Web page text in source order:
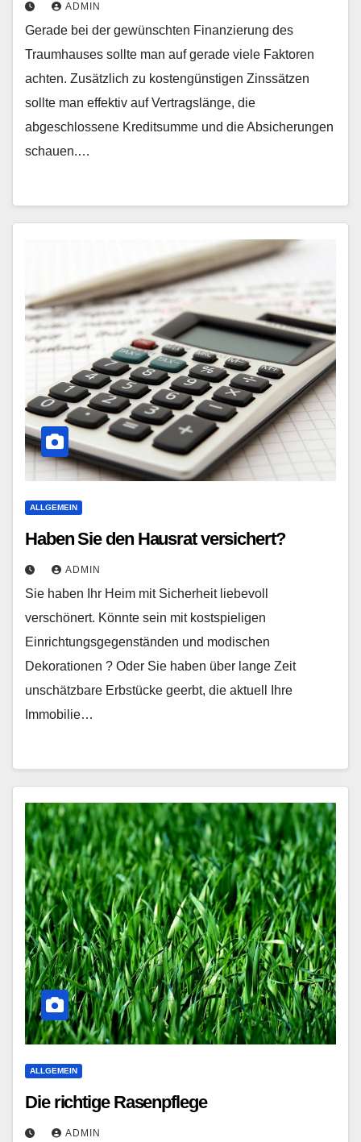
ADMIN
Gerade bei der gewünschten Finanzierung des
Traumhauses sollte man auf gerade viele Faktoren
achten. Zusätzlich zu kostengünstigen Zinssätzen
sollte man effektiv auf Vertragslänge, die
abgeschlossene Kreditsumme und die Absicherungen
schauen.…
ALLGEMEIN
Haben Sie den Hausrat versichert?
ADMIN
Sie haben Ihr Heim mit Sicherheit liebevoll
verschönert. Könnte sein mit kostspieligen
Einrichtungsgegenständen und modischen
Dekorationen ? Oder Sie haben über lange Zeit
unschätzbare Erbstücke geerbt, die aktuell Ihre
Immobilie…
ALLGEMEIN
Die richtige Rasenpflege
ADMIN